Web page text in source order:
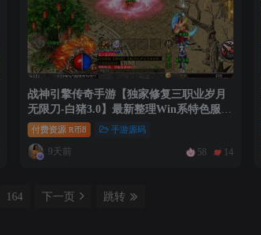
战神引擎传奇手游【独家修复三职业岁月
无限刀-白猪3.0】最新整理Win系特色服务
端+安卓苹果双端+GM授权后台+详细搭建
教程
付费资源 R币8 手游源码
9天前 58 14
164 下一页 跳转